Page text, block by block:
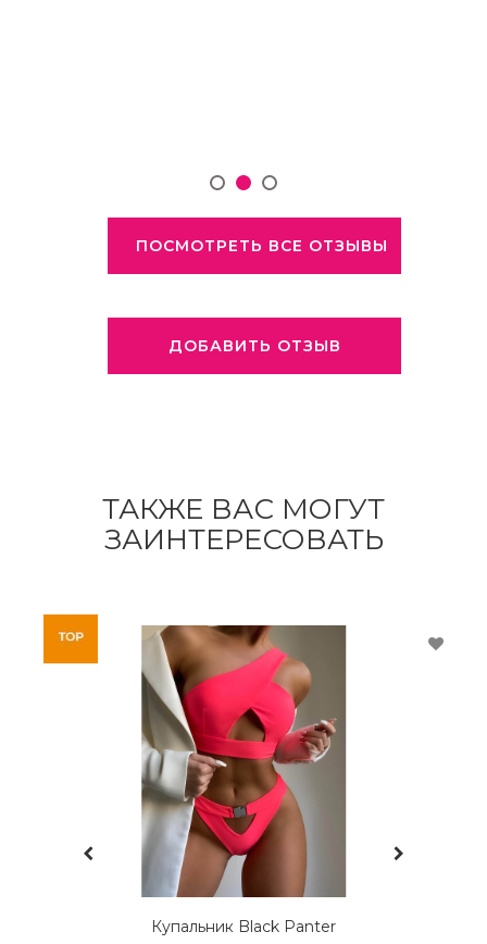
ПОСМОТРЕТЬ ВСЕ ОТЗЫВЫ
ДОБАВИТЬ ОТЗЫВ
ТАКЖЕ ВАС МОГУТ
ЗАИНТЕРЕСОВАТЬ
Купальник топ на тонких бретелях из оригинальной
жатки